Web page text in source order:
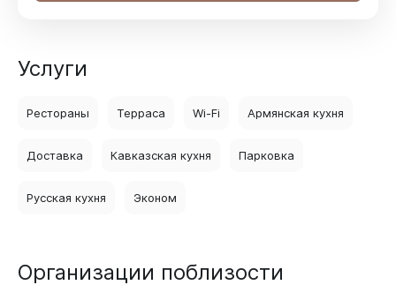
Услуги
Рестораны Терраса Wi-Fi Армянская кухня
Доставка Кавказская кухня Парковка
Русская кухня Эконом
Организации поблизости